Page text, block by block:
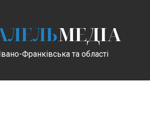
МЕДІА
Франківська та області